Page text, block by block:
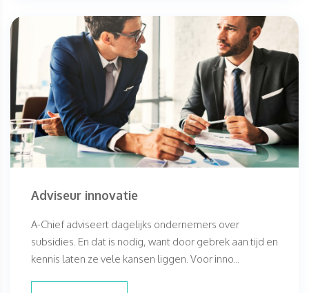
Adviseur innovatie
A-Chief adviseert dagelijks ondernemers over
subsidies. En dat is nodig, want door gebrek aan tijd en
kennis laten ze vele kansen liggen. Voor inno...